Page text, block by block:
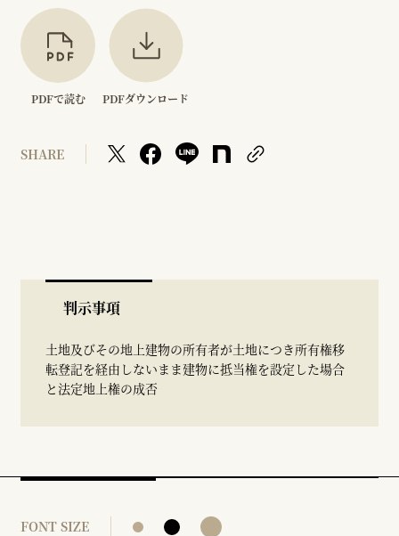
PDFで読む PDFダウンロード
SHARE
判示事項
土地及びその地上建物の所有者が土地につき所有権移
転登記を経由しないまま建物に抵当権を設定した場合
と法定地上権の成否
FONT SIZE